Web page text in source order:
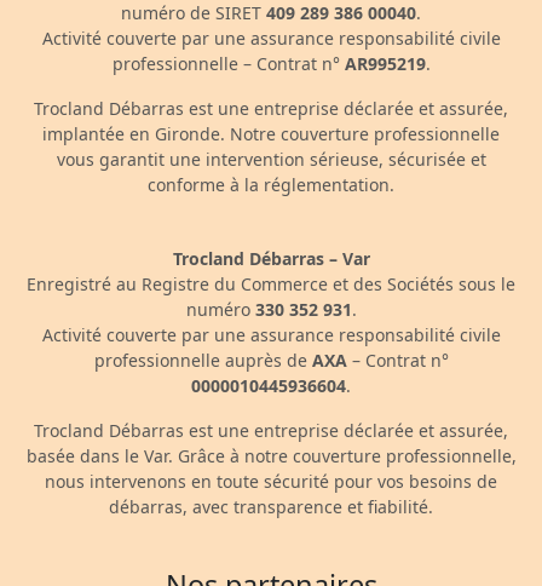
numéro de SIRET 409 289 386 00040.
Activité couverte par une assurance responsabilité civile
professionnelle – Contrat n° AR995219.
Trocland Débarras est une entreprise déclarée et assurée,
implantée en Gironde. Notre couverture professionnelle
vous garantit une intervention sérieuse, sécurisée et
conforme à la réglementation.
Trocland Débarras – Var
Enregistré au Registre du Commerce et des Sociétés sous le
numéro 330 352 931.
Activité couverte par une assurance responsabilité civile
professionnelle auprès de AXA– Contrat n°
0000010445936604.
Trocland Débarras est une entreprise déclarée et assurée,
basée dans le Var. Grâce à notre couverture professionnelle,
nous intervenons en toute sécurité pour vos besoins de
débarras, avec transparence et fiabilité.